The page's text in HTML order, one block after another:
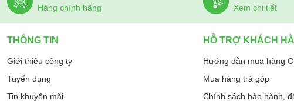
Hàng chính hãng
Xem chi tiết
THÔNG TIN
Giới thiệu công ty
Tuyển dụng
Tin khuyến mãi
HỖ TRỢ KHÁCH
Hướng dẫn mua hàng
Mua hàng trả góp
Chính sách bảo hành,